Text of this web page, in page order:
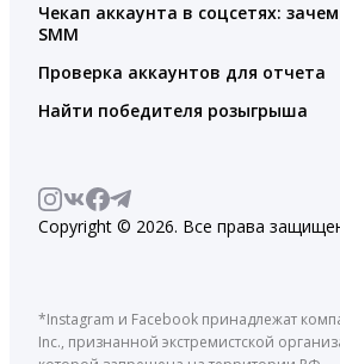
Чекап аккаунта в соцсетях:
SMM
Проверка аккаунтов для отчета
Найти победителя розыгрыша
Copyright © 2026. Все права
*Instagram и Facebook принадлежат
Inc., признанной экстремистской